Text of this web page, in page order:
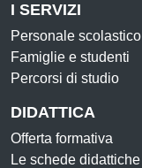
I SERVIZI
Personale scolastico
Famiglie e studenti
Percorsi di studio
DIDATTICA
Offerta formativa
Le schede didattiche